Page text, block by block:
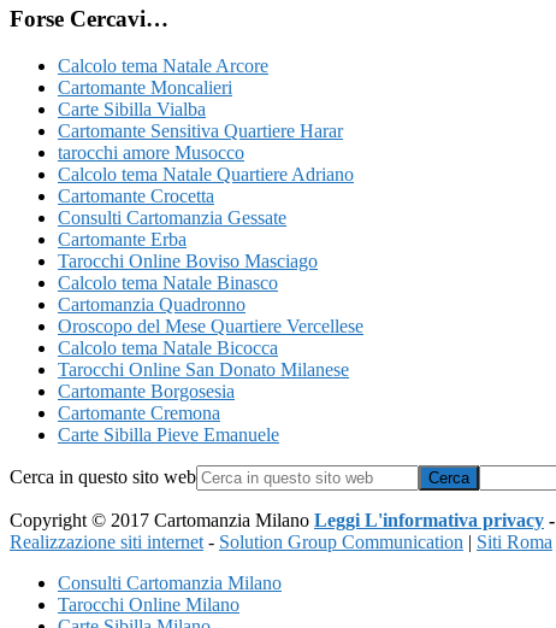
Forse Cercavi…
Calcolo tema Natale Arcore
Cartomante Moncalieri
Carte Sibilla Vialba
Cartomante Sensitiva Quartiere Harar
tarocchi amore Musocco
Calcolo tema Natale Quartiere Adriano
Cartomante Crocetta
Consulti Cartomanzia Gessate
Cartomante Erba
Tarocchi Online Boviso Masciago
Calcolo tema Natale Binasco
Cartomanzia Quadronno
Oroscopo del Mese Quartiere Vercellese
Calcolo tema Natale Bicocca
Tarocchi Online San Donato Milanese
Cartomante Borgosesia
Cartomante Cremona
Carte Sibilla Pieve Emanuele
Cerca in questo sito web
Copyright © 2017 Cartomanzia Milano Leggi L'informativa privacy -
Realizzazione siti internet - Solution Group Communication | Siti Roma
Consulti Cartomanzia Milano
Tarocchi Online Milano